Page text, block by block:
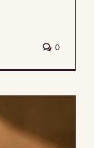
0